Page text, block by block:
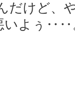
だけど、
いよぅ‥‥